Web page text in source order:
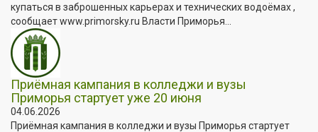
купаться в заброшенных карьерах и технических водоёмах ,
сообщает www.primorsky.ru Власти Приморья...
Приёмная кампания в колледжи и вузы
Приморья стартует уже 20 июня
04.06.2026
Приёмная кампания в колледжи и вузы Приморья стартует